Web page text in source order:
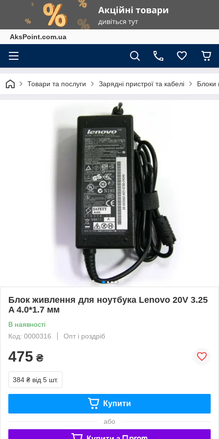
AksPoint.com.ua
Товари та послуги Зарядні пристрої та кабелі Блоки
Блок живлення для ноутбука Lenovo 20V 3.25
A 4.0*1.7 мм
В наявності
Код: 0000316
Опт і роздріб
475 ₴
384 ₴ від 5 шт.
Купити
або